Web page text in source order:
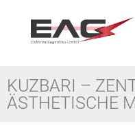
KUZBARI –
ÄSTHETISCHE